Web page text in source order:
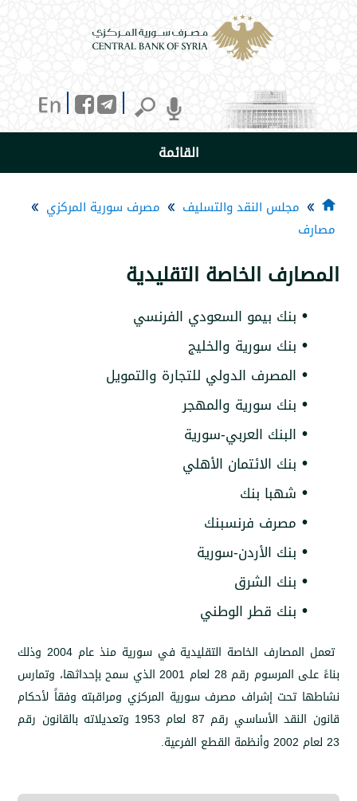
النقد والتسليف مصرف سورية المركزي
الخاصة التقليدية
بنك بيمو السعودي الفرنسي
بنك سورية والخليج
المصرف الدولي للتجارة والتمويل
بنك سورية والمهجر
البنك العربي-سورية
بنك الائتمان الأهلي
شهبا بنك
مصرف فرنسبنك
بنك الأردن-سورية
بنك الشرق
بنك قطر الوطني
تعمل المصارف الخاصة التقليدية في سورية منذ عام 2004 وذلك
بناءً على المرسوم رقم 28 لعام 2001 الذي سمح بإحداثها، وتمارس
إشراف مصرف سورية المركزي ومراقبته وفقاً لأحكام
قانون النقد الأساسي رقم 87 لعام 1953 وتعديلاته بالقانون رقم
.